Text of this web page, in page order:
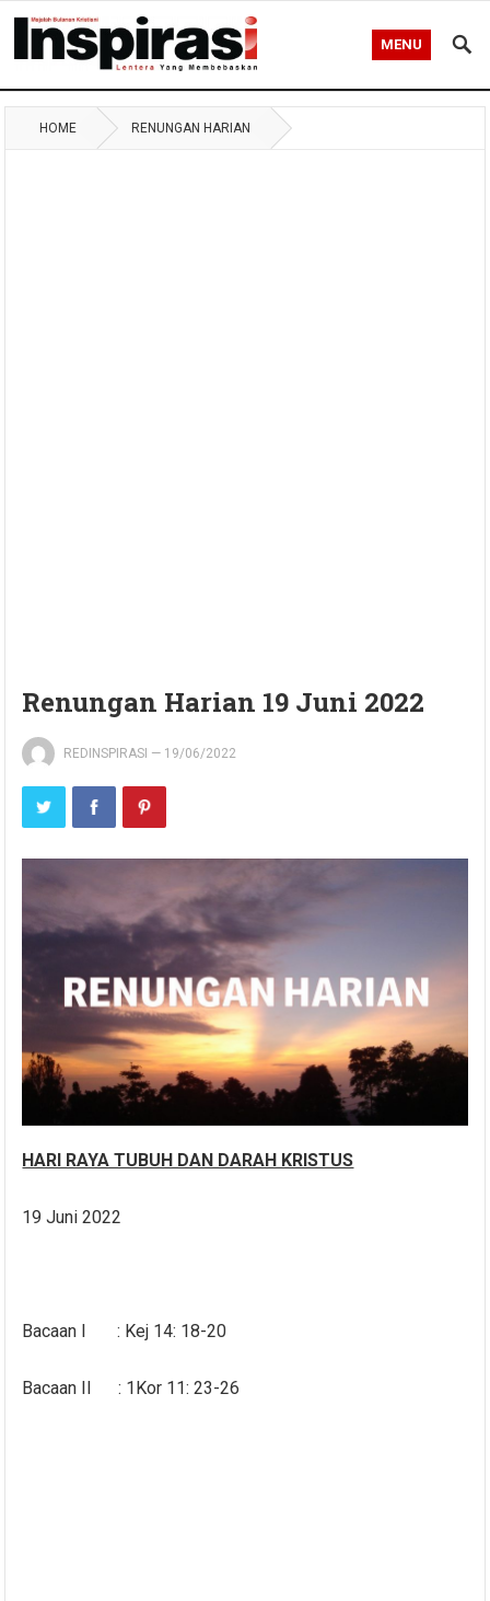
MENU
HOME RENUNGAN HARIAN
Renungan Harian 19 Juni 2022
REDINSPIRASI — 19/06/2022
HARI RAYA TUBUH DAN DARAH KRISTUS
19 Juni 2022
Bacaan I : Kej 14: 18-20
Bacaan II : 1Kor 11: 23-26